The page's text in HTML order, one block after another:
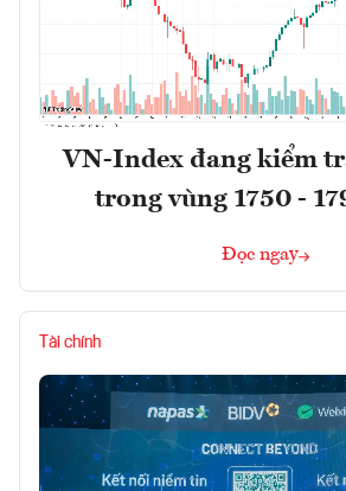
VN-Index đang kiểm
trong vùng 1750 -
Đọc ngay
Tài chính